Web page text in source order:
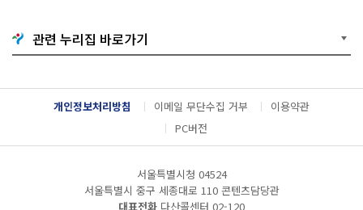
기
G
o
g
l
e
e
서
다
운
관련 누리집 바로가기
개인정보처리방침 이메일 무단수집 거부
이용약관
PC버전
서울특별시청 04524
서울특별시 중구 세종대로 110 콘텐츠담당관
대표전화 다산콜센터 02-120